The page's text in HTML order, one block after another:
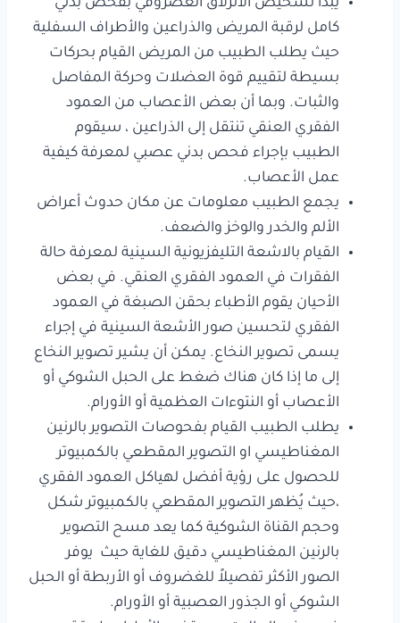
يبدأ تشخيص الانزلاق الغضروفي بفحص بدني
كامل لرقبة المريض والذراعين والأطراف السفلية
حيث يطلب الطبيب من المريض القيام بحركات
بسيطة لتقييم قوة العضلات وحركة المفاصل
والثبات. وبما أن بعض الأعصاب من العمود
الفقري العنقي تنتقل إلى الذراعين ، سيقوم
الطبيب بإجراء فحص بدني عصبي لمعرفة كيفية
عمل الأعصاب.
يجمع الطبيب معلومات عن مكان حدوث أعراض
الألم والخدر والوخز والضعف.
القيام بالاشعة التليفزيونية السينية لمعرفة حالة
الفقرات في العمود الفقري العنقي. في بعض
الأحيان يقوم الأطباء بحقن الصبغة في العمود
الفقري لتحسين صور الأشعة السينية في إجراء
يسمى تصوير النخاع. يمكن أن يشير تصوير النخاع
إلى ما إذا كان هناك ضغط على الحبل الشوكي أو
الأعصاب أو النتوءات العظمية أو الأورام.
يطلب الطبيب القيام بفحوصات التصوير بالرنين
المغناطيسي او التصوير المقطعي بالكمبيوتر
للحصول على رؤية أفضل لهياكل العمود الفقري
،حيث يُظهر التصوير المقطعي بالكمبيوتر شكل
وحجم القناة الشوكية كما يعد مسح التصوير
بالرنين المغناطيسي دقيق للغاية حيث يوفر
الصور الأكثر تفصيلاً للغضروف أو الأربطة أو الحبل
الشوكي أو الجذور العصبية أو الأورام.